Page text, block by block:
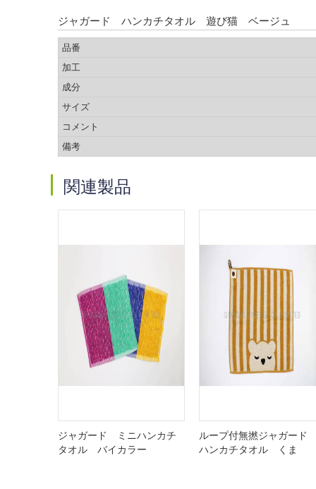
ジャガード ハンカチタオル 遊び猫 ベージュ
品番
加工
成分
サイズ
コメント
備考
関連製品
ジャガード ミニハンカチ
タオル バイカラー
ループ付無撚ジャガー
ハンカチタオル くま